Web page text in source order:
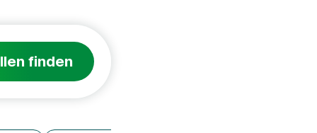
finden